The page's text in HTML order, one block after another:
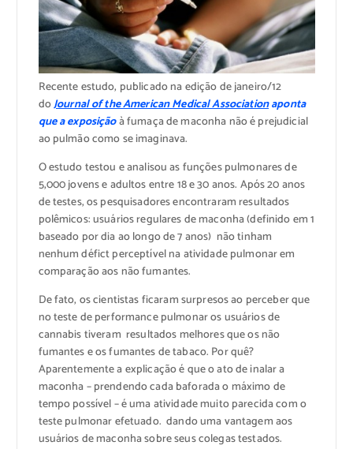
Recente estudo, publicado na edição de janeiro/12
doJournal of the American Medical Associationaponta
que a exposiçãoà fumaça de maconha não é prejudicial
ao pulmão como se imaginava.
O estudo testou e analisou as funções pulmonares de
5,000 jovens e adultos entre 18 e 30 anos. Após 20 anos
de testes, os pesquisadores encontraram resultados
polêmicos: usuários regulares de maconha (definido em 1
baseado por dia ao longo de 7 anos) não tinham
nenhum défict perceptível na atividade pulmonar em
comparação aos não fumantes.
De fato, os cientistas ficaram surpresos ao perceber que
no teste de performance pulmonar os usuários de
cannabis tiveram resultados melhores que os não
fumantes e os fumantes de tabaco. Por quê?
Aparentemente a explicação é que o ato de inalar a
maconha – prendendo cada baforada o máximo de
tempo possível – é uma atividade muito parecida com o
teste pulmonar efetuado. dando uma vantagem aos
usuários de maconha sobre seus colegas testados.